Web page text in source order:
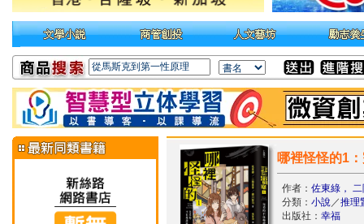
哪裡怪怪的1
作者： 佐東綠，
分類： 小說／推理
出版社： 幸福